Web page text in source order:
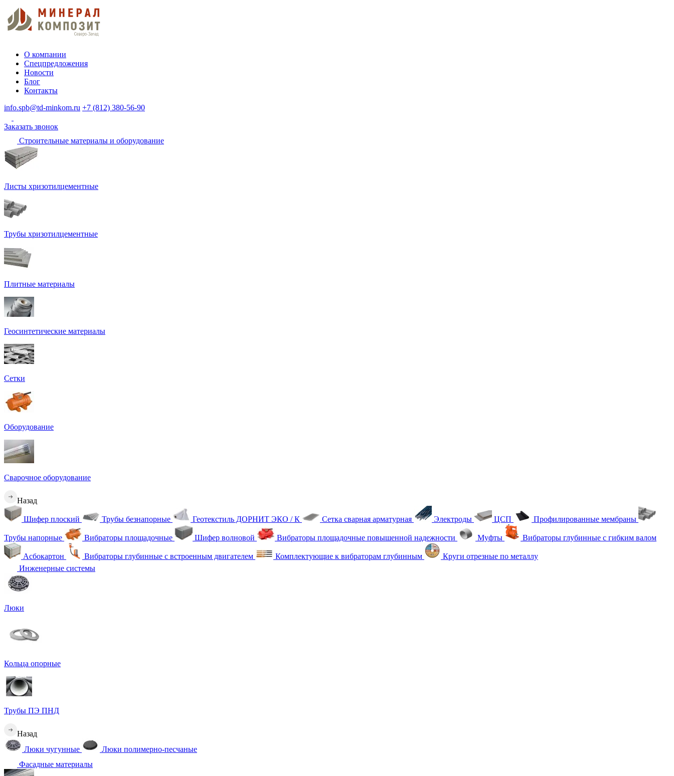
О компании
Спецпредложения
Новости
Блог
Контакты
info.spb@td-minkom.ru +7 (812) 380-56-90
Заказать звонок
Строительные материалы и оборудование
Листы хризотилцементные
Трубы хризотилцементные
Плитные материалы
Геосинтетические материалы
Сетки
Оборудование
Сварочное оборудование
Назад
Шифер плоский Трубы безнапорные Геотекстиль ДОРНИТ ЭКО / К Сетка сварная арматурная Электроды ЦСП Профилированные мембраны
Трубы напорные Вибраторы площадочные Шифер волновой Вибраторы площадочные повышенной надежности Муфты Вибраторы глубинные с гибким валом
Асбокартон Вибраторы глубинные с встроенным двигателем Комплектующие к вибраторам глубинным
Круги отрезные по металлу
Инженерные системы
Люки
Кольца опорные
Трубы ПЭ ПНД
Назад
Люки чугунные
Люки полимерно-песчаные
Фасадные материалы